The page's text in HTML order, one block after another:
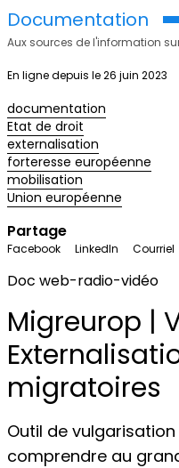
Documentation
Aux sources de l'information
En ligne depuis le 26 juin 2023
documentation
Etat de droit
externalisation
forteresse européenne
mobilisation
Union européenne
Partage
Facebook LinkedIn Courriel
Doc web-radio-vidéo
Migreurop |
migratoires
Outil de
comprendre au